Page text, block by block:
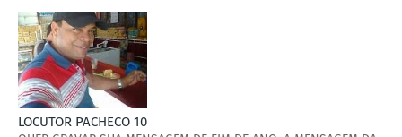
LOCUTOR PACHECO 10